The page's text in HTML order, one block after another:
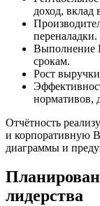
доход,
переналадки.
Выполнение
срокам.
Рост
нормативов,
Отчётность
и корпоративную
диаграммы и
лидерства